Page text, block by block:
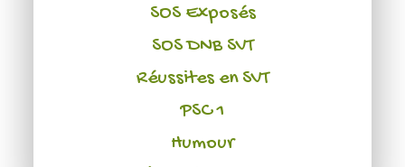
SOS Exposés
SOS DNB SVT
Réussites en SVT
PSC 1
Humour